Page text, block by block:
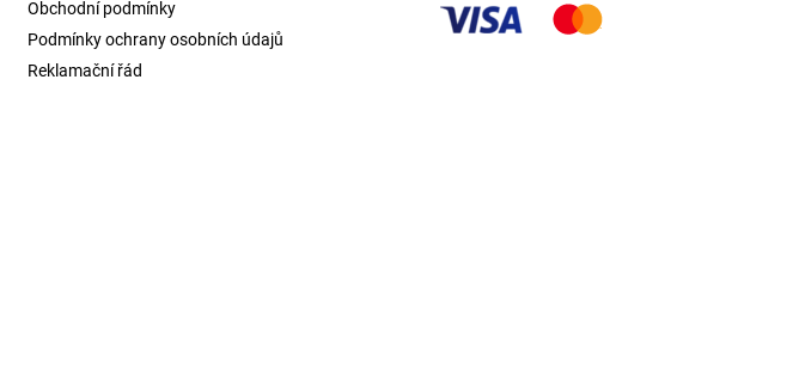
Obchodní podmínky
Podmínky ochrany osobních údajů
Reklamační řád